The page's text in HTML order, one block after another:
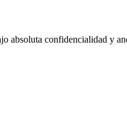
absoluta confidencialidad y